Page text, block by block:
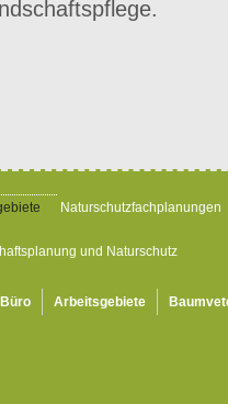
Naturschutzfachplanungen
und Naturschutz
Arbeitsgebiete